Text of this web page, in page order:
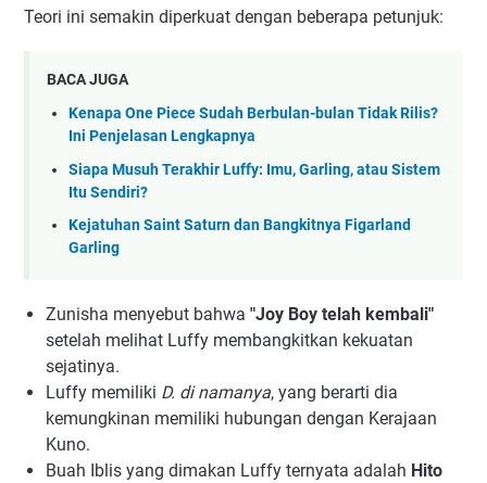
Teori ini semakin diperkuat dengan beberapa petunjuk:
BACA JUGA
Kenapa One Piece Sudah Berbulan-bulan Tidak Rilis?
Ini Penjelasan Lengkapnya
Siapa Musuh Terakhir Luffy: Imu, Garling, atau Sistem
Itu Sendiri?
Kejatuhan Saint Saturn dan Bangkitnya Figarland
Garling
Zunisha menyebut bahwa "Joy Boy telah kembali"
setelah melihat Luffy membangkitkan kekuatan
sejatinya.
Luffy memiliki D. di namanya, yang berarti dia
kemungkinan memiliki hubungan dengan Kerajaan
Kuno.
Buah Iblis yang dimakan Luffy ternyata adalah Hito